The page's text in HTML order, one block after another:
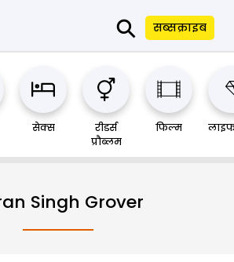
⚲ सब्सक्राइब
सेक्स
रीडर्स
प्रौब्लम
फिल्म
Singh Grover